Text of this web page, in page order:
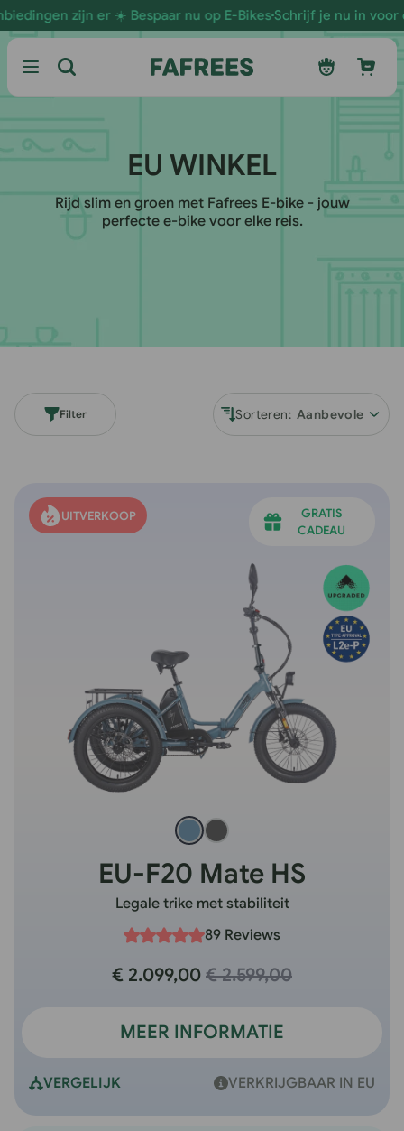
de
inhoud
zijn er ☀️ Bespaar nu op E-BikesSchrijf je nu in voor extra
InloggenWinkelwagen
C
O
L
C
:
EU WINKEL
Rijd slim en groen met Fafrees E-bike - jouw
perfecte e-bike voor elke reis.
Filter Sorteren:
UITVERKOOP
GRATIS
CADEAU
EU-F20 Mate HS
Legale trike met stabiliteit
89 Reviews
€ 2.099,00 € 2.599,00
MEER INFORMATIE
VERGELIJK VERKRIJGBAAR IN EU